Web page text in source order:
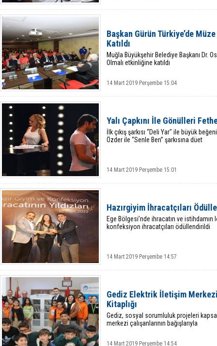
Başkan Gürün Türkiye’de
Katıldı
Muğla Büyükşehir Belediye Başkanı Dr.
Olmalı etkinliğine katıldı
14 Mart 2019 Perşembe 15:04
Yalı Çapkını İle Gönülleri
İlk çıkış şarkısı “Deli Yar" ile büyük
Özder ile “Senle Ben” şarkısına düet
14 Mart 2019 Perşembe 15:01
Hazırgiyim İhracatçıları
Ege Bölgesi’nde ihracatın ve
konfeksiyon ihracatçıları ödüllendirildi
14 Mart 2019 Perşembe 14:57
Gediz Elektrik İletişim Merkezi
Kitaplığı
Gediz, sosyal sorumluluk projeleri
merkezi çalışanlarının bağışlarıyla
14 Mart 2019 Perşembe 14:54